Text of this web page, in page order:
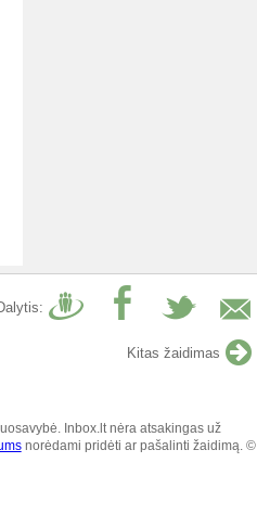
Kitas žaidimas
Inbox.lt nėra atsakingas už
norėdami pridėti ar pašalinti žaidimą. ©